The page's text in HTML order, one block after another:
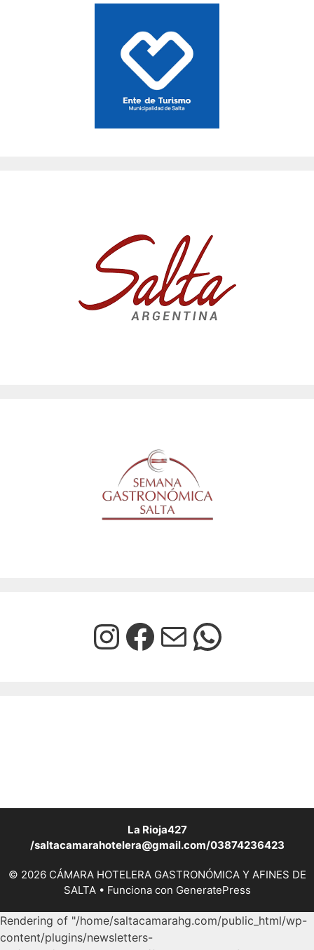
La Rioja427
/saltacamarahotelera@gmail.com/03874236423
© 2026 CÁMARA HOTELERA GASTRONÓMICA Y AFINES DE
SALTA• Funciona con GeneratePress
Rendering of "/home/saltacamarahg.com/public_html/wp-
content/plugins/newsletters-